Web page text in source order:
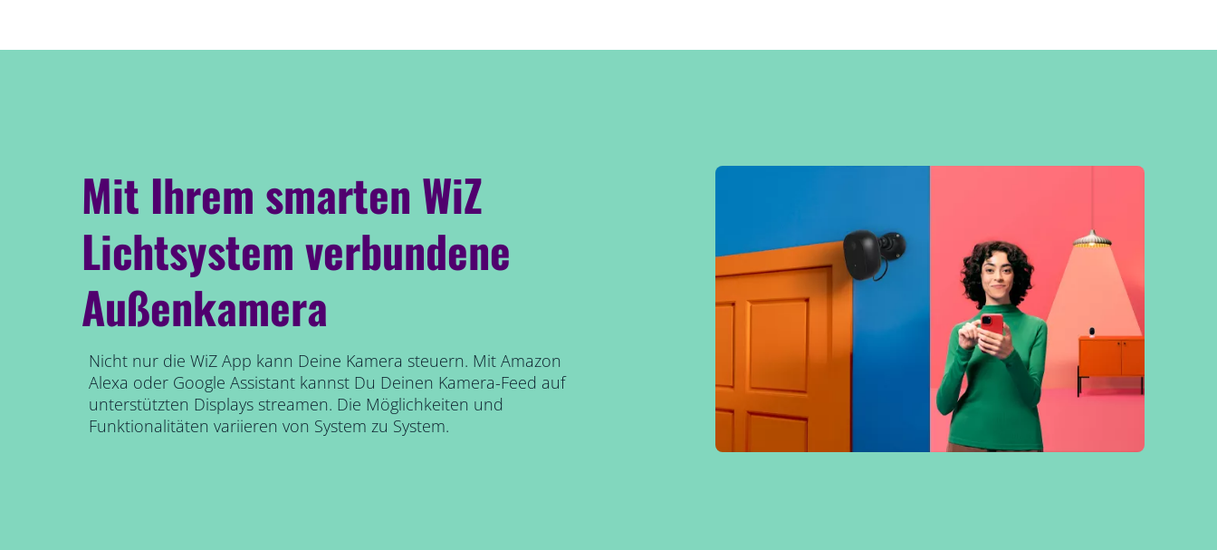
Mit Ihrem smarten WiZ
Lichtsystem verbundene
Außenkamera
Nicht nur die WiZ App kann Deine Kamera steuern. Mit Amazon
Alexa oder Google Assistant kannst Du Deinen Kamera-Feed auf
unterstützten Displays streamen. Die Möglichkeiten und
Funktionalitäten variieren von System zu System.